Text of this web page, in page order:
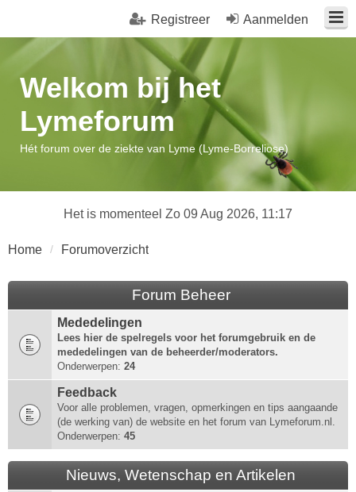
Aanmelden
Registreer
Welkom bij het
Lymeforum
Hét forum over de ziekte van Lyme (Lyme-Borreliose)
Het is momenteel Zo 09 Aug 2026, 11:17
Home Forumoverzicht
Forum Beheer
Mededelingen
Lees hier de spelregels voor het forumgebruik en de
mededelingen van de beheerder/moderators.
Onderwerpen: 24
Feedback
Voor alle problemen, vragen, opmerkingen en tips aangaande
(de werking van) de website en het forum van Lymeforum.nl.
Onderwerpen: 45
Nieuws, Wetenschap en Artikelen